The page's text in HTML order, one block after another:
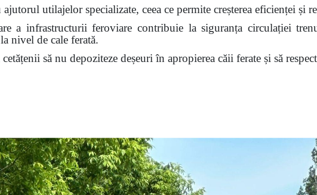
utilajelor specializate, ceea ce permite creșterea eficienței și
a infrastructurii feroviare contribuie la siguranța circulației
nivel de cale ferată.
să nu depoziteze deșeuri în apropierea căii ferate și să